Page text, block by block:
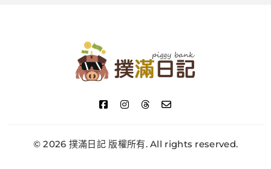
撲滿日記
© 2026 撲滿日記 版權所有. All rights reserved.